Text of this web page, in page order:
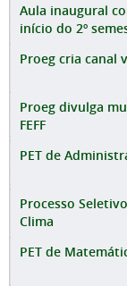
Aula inaugural
início do 2º
Proeg cria canal
Proeg divulga
FEFF
PET de
Processo
Clima
PET de